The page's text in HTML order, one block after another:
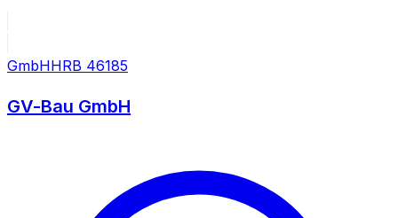
GmbHHRB 46185
GV-Bau GmbH